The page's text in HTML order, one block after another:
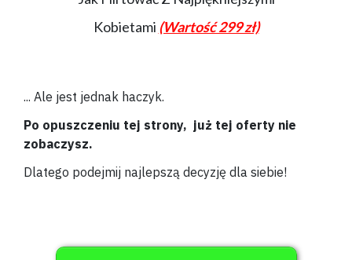
Kobietami (Wartość 299 zł)
... Ale jest jednak haczyk.
Po opuszczeniu tej strony, już tej oferty nie
zobaczysz.
Dlatego podejmij najlepszą decyzję dla siebie!